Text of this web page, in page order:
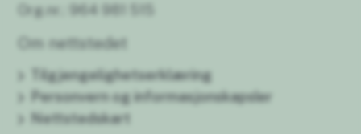
Org.nr.: 964 981 515
Om nettstedet
Tilgjengelighetserklæring
Personvern og informasjonskapsler
Nettstedskart